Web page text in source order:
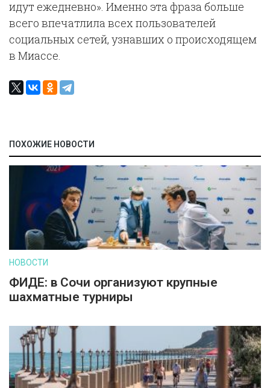
идут ежедневно». Именно эта фраза больше
всего впечатлила всех пользователей
социальных сетей, узнавших о происходящем
в Миассе.
ПОХОЖИЕ НОВОСТИ
НОВОСТИ
ФИДЕ: в Сочи организуют крупные
шахматные турниры